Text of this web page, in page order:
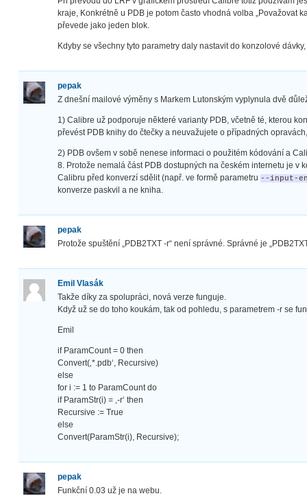
kraje, Konkrétně u PDB je potom často vhodná volba „Považovat
převede jako jeden blok.
Kdyby se všechny tyto parametry daly nastavit do konzolové
pepak
Z dnešní mailové výměny s Markem Lutonským vyplynula dvě
1) Calibre už podporuje některé varianty PDB, včetně té, kterou
převést PDB knihy do čtečky a neuvažujete o případných
2) PDB ovšem v sobě nenese informaci o použitém kódování a
8. Protože nemalá část PDB dostupných na českém internetu je v
Calibru před konverzí sdělit (např. ve formě parametru --input-
konverze paskvil a ne kniha.
pepak
Protože spuštění „PDB2TXT -r“ není správné. Správné je
Emil Vlasák
Takže díky za spolupráci, nová verze funguje.
Když už se do toho koukám, tak od pohledu, s parametrem -r se
Emil
if ParamCount = 0 then
Convert(‚*.pdb‘, Recursive)
else
for i := 1 to ParamCount do
if ParamStr(i) = ‚-r‘ then
Recursive := True
else
Convert(ParamStr(i), Recursive);
pepak
Funkční 0.03 už je na webu.